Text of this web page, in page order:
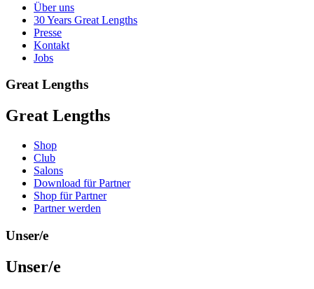
Über uns
30 Years Great Lengths
Presse
Kontakt
Jobs
Great Lengths
Great Lengths
Shop
Club
Salons
Download für Partner
Shop für Partner
Partner werden
Unser/e
Unser/e